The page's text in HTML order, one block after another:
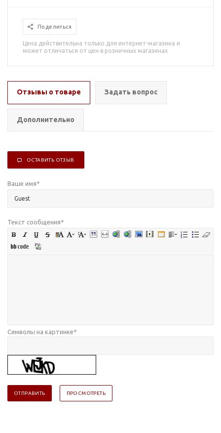
Поделиться
Цена действительна только для интернет-магазина и
может отличаться от цен в розничных магазинах
Отзывы о товаре Задать вопрос
Дополнительно
ОСТАВИТЬ ОТЗЫВ
Ваше имя*
Текст сообщения*
Символы на картинке*